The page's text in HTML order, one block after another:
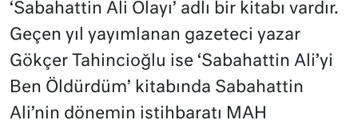
‘Sabahattin Ali Olayı’ adlı bir kitabı vardır.
Geçen yıl yayımlanan gazeteci yazar
Gökçer Tahincioğlu ise ‘Sabahattin Ali’yi
Ben Öldürdüm’ kitabında Sabahattin
Ali’nin dönemin istihbaratı MAH